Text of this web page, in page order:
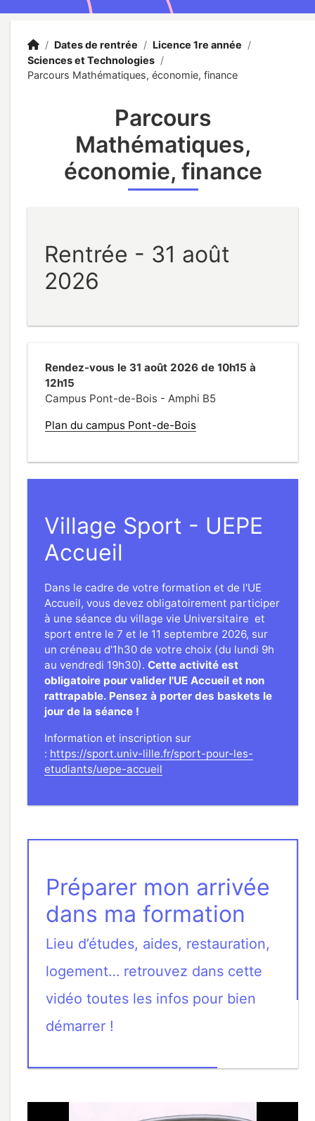
Accueil
Accueil
/ Dates de rentrée / Licence 1re année /
Sciences et Technologies /
Parcours Mathématiques, économie, finance
Parcours
Mathématiques,
économie, finance
Rentrée - 31 août
2026
Rendez-vous le 31 août 2026 de 10h15 à
12h15
Campus Pont-de-Bois - Amphi B5
Plan du campus Pont-de-Bois
Village Sport - UEPE
Accueil
Dans le cadre de votre formation et de l'UE
Accueil, vous devez obligatoirement participer
à une séance du village vie Universitaire et
sport entre le 7 et le 11 septembre 2026, sur
un créneau d'1h30 de votre choix (du lundi 9h
au vendredi 19h30). Cette activité est
obligatoire pour valider l'UE Accueil et non
rattrapable. Pensez à porter des baskets le
jour de la séance !
Information et inscription sur
: https://sport.univ-lille.fr/sport-pour-les-
etudiants/uepe-accueil
Préparer mon arrivée
dans ma formation
Lieu d’études, aides, restauration,
logement… retrouvez dans cette
vidéo toutes les infos pour bien
démarrer !